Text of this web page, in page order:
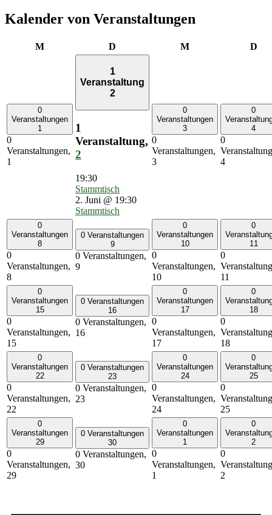
Kalender von Veranstaltungen
MMontag D MMittwoch D
0
Veranstaltungen
1
0
Veranstaltungen,
1
1
Veranstaltung
2
1
Veranstaltung,
2
19:30
Stammtisch
2. Juni @ 19:30
Stammtisch
0
Veranstaltungen
3
0
Veranstaltungen,
3
0
4
0
4
0
Veranstaltungen
8
0
Veranstaltungen,
8
0 Veranstaltungen
9
0 Veranstaltungen,
9
0
Veranstaltungen
10
0
Veranstaltungen,
10
0
11
0
11
0
Veranstaltungen
15
0
Veranstaltungen,
15
0 Veranstaltungen
16
0 Veranstaltungen,
16
0
Veranstaltungen
17
0
Veranstaltungen,
17
0
18
0
18
0
Veranstaltungen
22
0
Veranstaltungen,
22
0 Veranstaltungen
23
0 Veranstaltungen,
23
0
Veranstaltungen
24
0
Veranstaltungen,
24
0
25
0
25
0
Veranstaltungen
29
0
Veranstaltungen,
29
0 Veranstaltungen
30
0 Veranstaltungen,
30
0
Veranstaltungen
1
0
Veranstaltungen,
1
0
2
0
2